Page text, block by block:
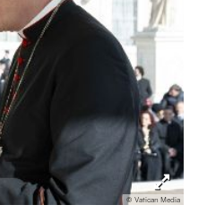
© Vatican Media